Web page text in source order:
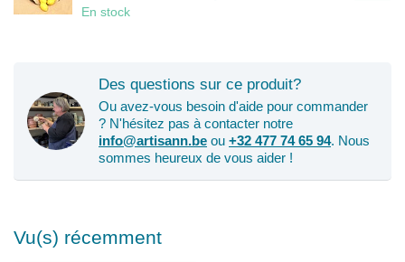
En stock
Des questions sur ce produit?
Ou avez-vous besoin d'aide pour commander
? N'hésitez pas à contacter notre
info@artisann.be ou +32 477 74 65 94. Nous
sommes heureux de vous aider !
Vu(s) récemment